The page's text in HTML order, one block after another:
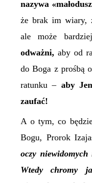
nazywa
że brak im wiary,
ale może
odważni, aby od
do Boga z prośbą
ratunku – aby
zaufać!
A o tym, co
Bogu, Prorok
oczy niewidomych
Wtedy chromy